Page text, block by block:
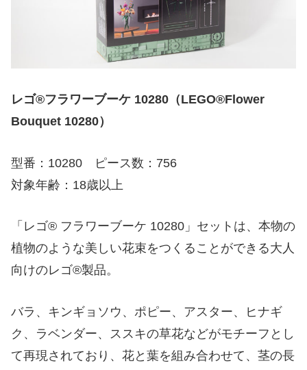
レゴ®フラワーブーケ 10280（LEGO®Flower
Bouquet 10280）
型番：10280 ピース数：756
対象年齢：18歳以上
「レゴ® フラワーブーケ 10280」セットは、本物の
植物のような美しい花束をつくることができる大人
向けのレゴ®製品。
バラ、キンギョソウ、ポピー、アスター、ヒナギ
ク、ラベンダー、ススキの草花などがモチーフとし
て再現されており、花と葉を組み合わせて、茎の長